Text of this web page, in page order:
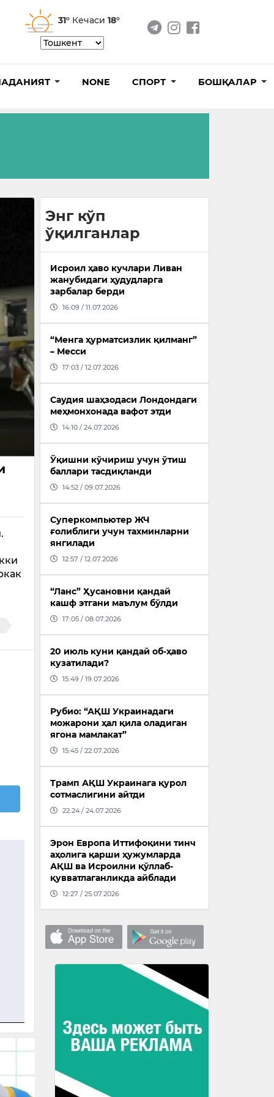
31° Кечаси 18°
NONE СПОРТ БОШҚАЛАР
Энг кўп
ўқилганлар
Исроил ҳаво кучлари Ливан
жанубидаги ҳудудларга
зарбалар берди
16:09 / 11.07.2026
“Менга ҳурматсизлик қилманг”
– Месси
17:03 / 12.07.2026
Саудия шаҳзодаси Лондондаги
меҳмонхонада вафот этди
14:10 / 24.07.2026
Ўқишни кўчириш учун ўтиш
баллари тасдиқланди
14:52 / 09.07.2026
Суперкомпьютер ЖЧ
ғолиблиги учун тахминларни
янгилади
12:57 / 12.07.2026
“Ланс” Ҳусановни қандай
кашф этгани маълум бўлди
17:05 / 08.07.2026
20 июль куни қандай об-ҳаво
кузатилади?
15:49 / 19.07.2026
Рубио: “АҚШ Украинадаги
можарони ҳал қила оладиган
ягона мамлакат”
15:45 / 22.07.2026
Трамп АҚШ Украинага қурол
сотмаслигини айтди
22:24 / 24.07.2026
Эрон Европа Иттифоқини тинч
аҳолига қарши ҳужумларда
АҚШ ва Исроилни қўллаб-
қувватлаганликда айблади
12:27 / 25.07.2026